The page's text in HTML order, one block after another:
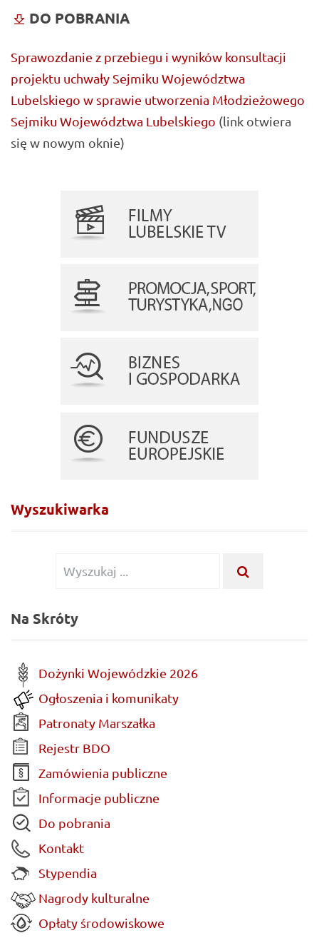
DO POBRANIA
Sprawozdanie z przebiegu i wyników konsultacji
projektu uchwały Sejmiku Województwa
Lubelskiego w sprawie utworzenia Młodzieżowego
Sejmiku Województwa Lubelskiego (link otwiera
się w nowym oknie)
Wyszukiwarka
Wyszukiwanie
Na Skróty
Dożynki Wojewódzkie 2026
Ogłoszenia i komunikaty
Patronaty Marszałka
Rejestr BDO
Zamówienia publiczne
Informacje publiczne
Do pobrania
Kontakt
Stypendia
Nagrody kulturalne
Opłaty środowiskowe